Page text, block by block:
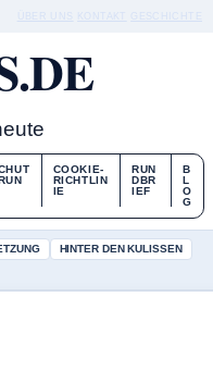
COOKIE-
RICHTLIN
IE
RUN
DBR
IEF
B
L
O
G
HINTER DEN KULISSEN